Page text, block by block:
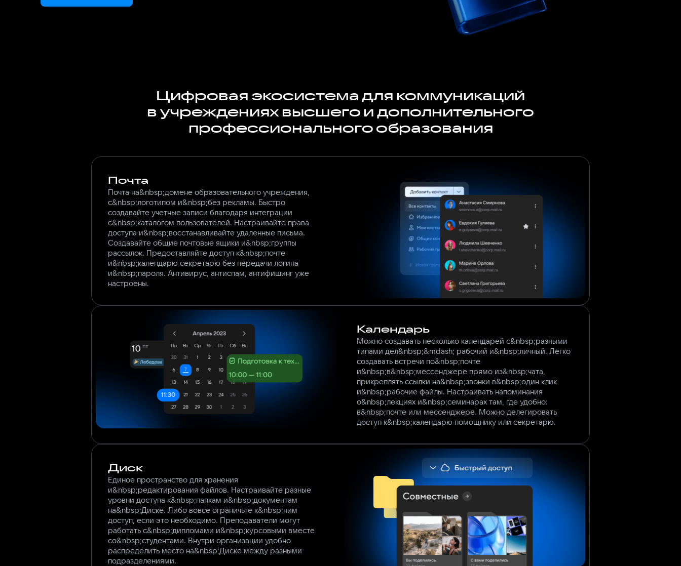
Цифровая экосистема для коммуникаций
в учреждениях высшего и дополнительного
профессионального образования
Почта
Почта на&nbsp;домене образовательного учреждения,
с&nbsp;логотипом и&nbsp;без рекламы. Быстро
создавайте учетные записи благодаря интеграции
с&nbsp;каталогом пользователей. Настраивайте права
доступа и&nbsp;восстанавливайте удаленные письма.
Создавайте общие почтовые ящики и&nbsp;группы
рассылок. Предоставляйте доступ к&nbsp;почте
и&nbsp;календарю секретарю без передачи логина
и&nbsp;пароля. Антивирус, антиспам, антифишинг уже
настроены.
Календарь
Можно создавать несколько календарей с&nbsp;разными
типами дел&nbsp;&mdash; рабочий и&nbsp;личный. Легко
создавать встречи по&nbsp;почте
и&nbsp;в&nbsp;мессенджере прямо из&nbsp;чата,
прикреплять ссылки на&nbsp;звонки в&nbsp;один клик
и&nbsp;рабочие файлы. Настраивать напоминания
о&nbsp;лекциях и&nbsp;семинарах там, где удобно:
в&nbsp;почте или мессенджере. Можно делегировать
доступ к&nbsp;календарю помощнику или секретарю.
Диск
Единое пространство для хранения
и&nbsp;редактирования файлов. Настраивайте разные
уровни доступа к&nbsp;папкам и&nbsp;документам
на&nbsp;Диске. Либо вовсе ограничьте к&nbsp;ним
доступ, если это необходимо. Преподаватели могут
работать с&nbsp;дипломами и&nbsp;курсовыми вместе
со&nbsp;студентами. Внутри организации удобно
распределить место на&nbsp;Диске между разными
подразделениями.